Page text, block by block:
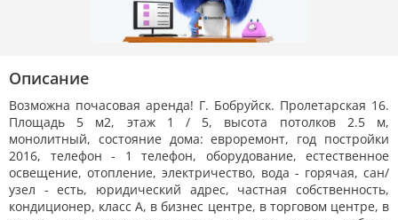
Описание
Возможна почасовая аренда! Г. Бобруйск. Пролетарская 16.
Площадь 5 м2, этаж 1 / 5, высота потолков 2.5 м,
монолитный, состояние дома: евроремонт, год постройки
2016, телефон - 1 телефон, оборудование, естественное
освещение, отопление, электричество, вода - горячая, сан/
узел - есть, юридический адрес, частная собственность,
кондиционер, класс A, в бизнес центре, в торговом центре, в